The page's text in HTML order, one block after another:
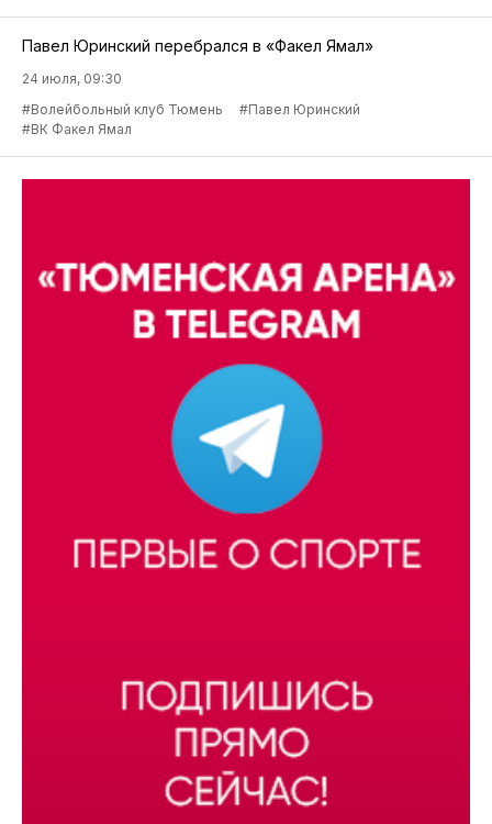
Павел Юринский перебрался в «Факел Ямал»
24 июля, 09:30
#Волейбольный клуб Тюмень
#Павел Юринский
#ВК Факел Ямал